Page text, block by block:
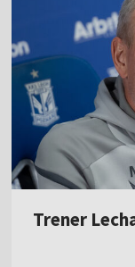
Trener